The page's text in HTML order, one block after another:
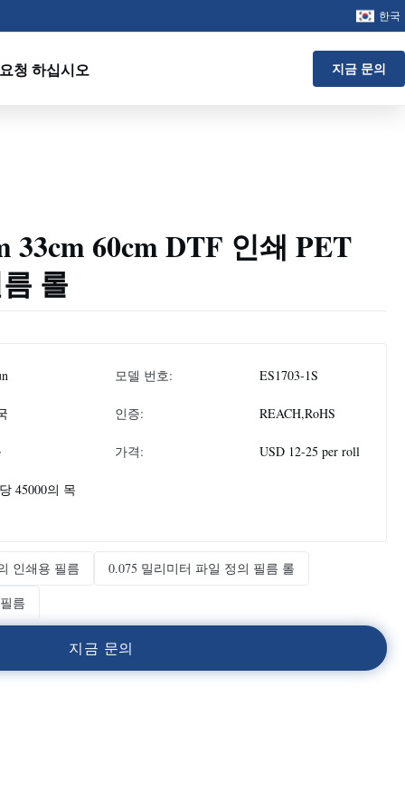
한국
청 하십시오 지금 문의
33cm 60cm DTF 인쇄 PET
롤
모델 번호: ES1703-1S
인증: REACH,RoHS
가격: USD 12-25 per roll
45000의 목
인쇄용 필름
0.075 밀리미터 파일 정의 필름 롤
름
지금 문의